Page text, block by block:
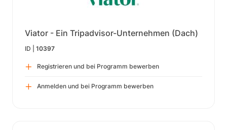
Viator - Ein Tripadvisor-Unternehmen (Dach)
ID | 10397
Registrieren und bei Programm bewerben
Anmelden und bei Programm bewerben